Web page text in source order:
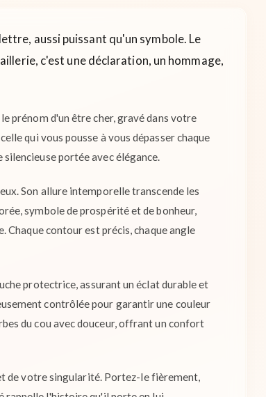
aussi puissant qu'un symbole. Le
c'est une déclaration, un hommage,
prénom d'un être cher, gravé dans votre
qui vous pousse à vous dépasser chaque
portée avec élégance.
Son allure intemporelle transcende les
symbole de prospérité et de bonheur,
contour est précis, chaque angle
protectrice, assurant un éclat durable et
contrôlée pour garantir une couleur
du cou avec douceur, offrant un confort
de votre singularité. Portez-le fièrement,